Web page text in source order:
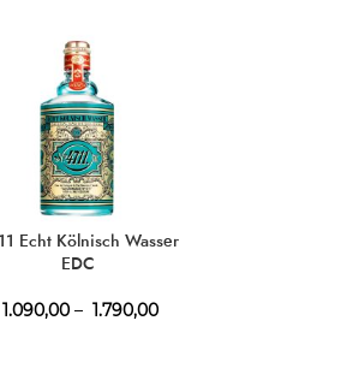
Echt Kölnisch Wasser
EDC
1.090,00 – 1.790,00